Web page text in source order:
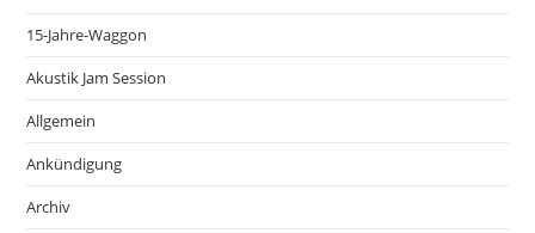
15-Jahre-Waggon
Akustik Jam Session
Allgemein
Ankündigung
Archiv